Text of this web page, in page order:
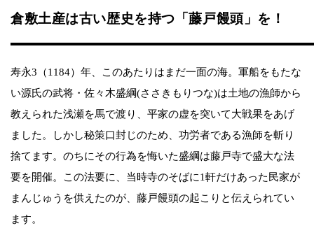
倉敷土産は古い歴史を持つ「藤戸饅頭」を！
寿永3（1184）年、このあたりはまだ一面の海。軍船をもたな
い源氏の武将・佐々木盛綱(ささきもりつな)は土地の漁師から
教えられた浅瀬を馬で渡り、平家の虚を突いて大戦果をあげ
ました。しかし秘策口封じのため、功労者である漁師を斬り
捨てます。のちにその行為を悔いた盛綱は藤戸寺で盛大な法
要を開催。この法要に、当時寺のそばに1軒だけあった民家が
まんじゅうを供えたのが、藤戸饅頭の起こりと伝えられてい
ます。